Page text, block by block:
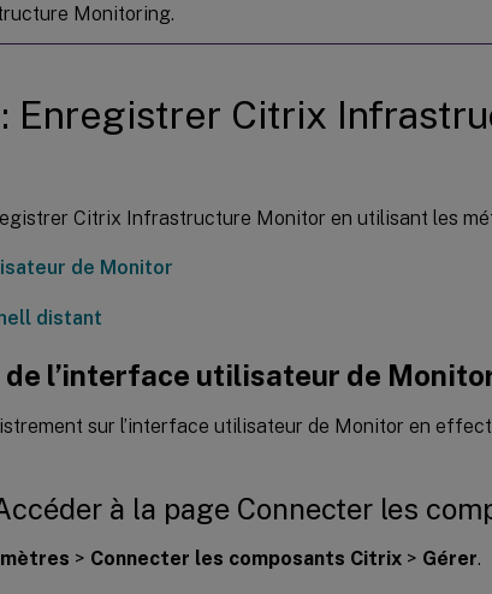
Monitoring.
Enregistrer Citrix
Citrix Infrastructure Monitor en utilisant les
de Monitor
distant
l’interface utilisateur de
sur l’interface utilisateur de Monitor en
à la page Connecter les
> Connecter les composants Citrix > Gérer.